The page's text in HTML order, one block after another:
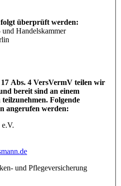
überprüft werden:
Handelskammer
Abs. 4 VersVermV teilen wir
bereit sind an einem
Folgende
angerufen werden:
e.V.
und Pflegeversicherung